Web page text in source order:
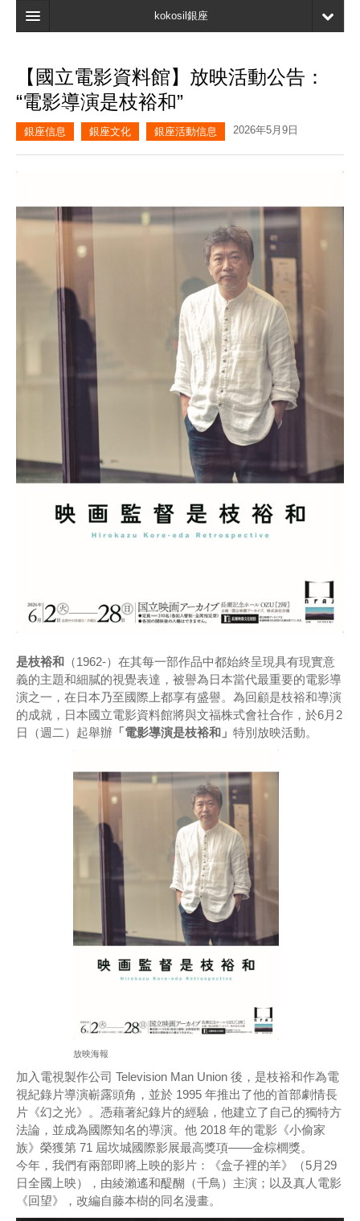
kokosil銀座
搜索
最新信息
書簽
【國立電影資料館】放映活動公告：
“電影導演是枝裕和”
銀座信息 銀座文化 銀座活動信息 2026年5月9日
是枝裕和 （1962-）在其每一部作品中都始終呈現具有現實意
義的主題和細膩的視覺表達，被譽為日本當代最重要的電影導
演之一，在日本乃至國際上都享有盛譽。為回顧是枝裕和導演
的成就，日本國立電影資料館將與文福株式會社合作，於6月2
日（週二）起舉辦 「電影導演是枝裕和」 特別放映活動。
放映海報
加入電視製作公司 Television Man Union 後，是枝裕和作為電
視紀錄片導演嶄露頭角，並於 1995 年推出了他的首部劇情長
片《幻之光》。憑藉著紀錄片的經驗，他建立了自己的獨特方
法論，並成為國際知名的導演。他 2018 年的電影《小偷家
族》榮獲第 71 屆坎城國際影展最高獎項——金棕櫚獎。
今年，我們有兩部即將上映的影片：《盒子裡的羊》（5月29
日全國上映），由綾瀨遙和醍醐（千鳥）主演；以及真人電影
《回望》，改編自藤本樹的同名漫畫。